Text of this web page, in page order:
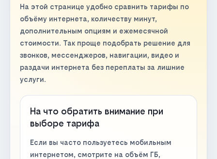
На этой странице удобно сравнить тарифы по
объёму интернета, количеству минут,
дополнительным опциям и ежемесячной
стоимости. Так проще подобрать решение для
звонков, мессенджеров, навигации, видео и
раздачи интернета без переплаты за лишние
услуги.
На что обратить внимание при
выборе тарифа
Если вы часто пользуетесь мобильным
интернетом, смотрите на объём ГБ,